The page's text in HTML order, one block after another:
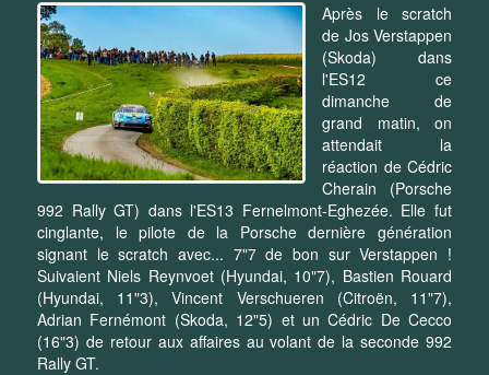
Après le scratch
de Jos Verstappen
(Skoda) dans
l'ES12 ce
dimanche de
grand matin, on
attendait la
réaction de Cédric
Cherain (Porsche
992 Rally GT) dans l'ES13 Fernelmont-Eghezée. Elle fut
cinglante, le pilote de la Porsche dernière génération
signant le scratch avec... 7"7 de bon sur Verstappen !
Suivaient Niels Reynvoet (Hyundai, 10"7), Bastien Rouard
(Hyundai, 11"3), Vincent Verschueren (Citroën, 11"7),
Adrian Fernémont (Skoda, 12"5) et un Cédric De Cecco
(16"3) de retour aux affaires au volant de la seconde 992
Rally GT.